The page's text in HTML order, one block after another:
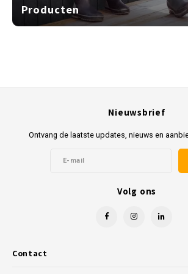
Producten
Contact
Nieuwsbrief
Ontvang de laatste updates, nieuws en
Volg ons